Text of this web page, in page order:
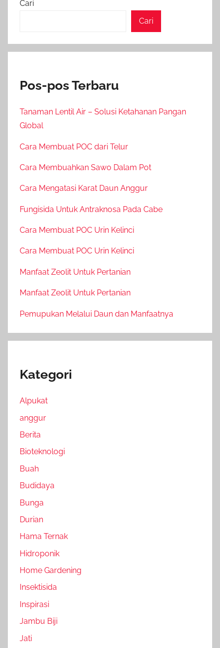
Cari
Cari
Pos-pos Terbaru
Tanaman Lentil Air – Solusi Ketahanan Pangan
Global
Cara Membuat POC dari Telur
Cara Membuahkan Sawo Dalam Pot
Cara Mengatasi Karat Daun Anggur
Fungisida Untuk Antraknosa Pada Cabe
Cara Membuat POC Urin Kelinci
Cara Membuat POC Urin Kelinci
Manfaat Zeolit Untuk Pertanian
Manfaat Zeolit Untuk Pertanian
Pemupukan Melalui Daun dan Manfaatnya
Kategori
Alpukat
anggur
Berita
Bioteknologi
Buah
Budidaya
Bunga
Durian
Hama Ternak
Hidroponik
Home Gardening
Insektisida
Inspirasi
Jambu Biji
Jati